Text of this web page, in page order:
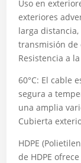
Uso en
exteriores
larga
transmisión de
Resistencia a
60°C: El cable
segura a
una amplia
Cubierta
HDPE
de HDPE